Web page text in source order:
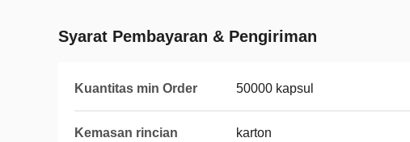
Syarat Pembayaran & Pengiriman
Kuantitas min Order 50000 kapsul
Kemasan rincian karton